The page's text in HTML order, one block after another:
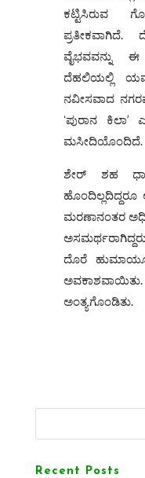
ಕಟ್ಟಿಸಿರುವ
ಪ್ರತೀಕವಾಗಿದೆ.
ವೈಭವವನ್ನು
ದೆಹಲಿಯಲ್ಲಿ
ನವೀಸವಾದ
ʻಪುರಾನ ಕಿಲಾ’
ಮಸೀದಿಯೊಂದಿದೆ.
ಶೇರ್ ಶಹ
ಹೊಂದಿಲ್ಲದಿದ್ದರೂ
ಮರಣಾನಂತರ
ದೊರೆ
ಅಂತ್ಯಗೊಂಡಿತು.
Recent Posts